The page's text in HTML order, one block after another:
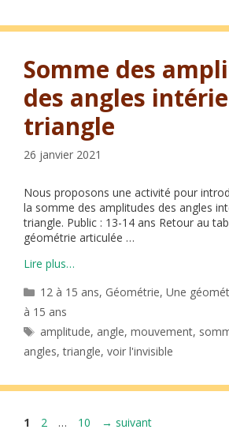
Somme des
des angles
triangle
26 janvier 2021
Nous proposons une activité pour
la somme des amplitudes des angles
triangle. Public : 13-14 ans Retour au
géométrie articulée …
Lire plus…
Catégories
12 à 15 ans, Géométrie,Une
à 15 ans
Étiquettes
amplitude, angle,mouvement,
angles,triangle, voir l'invisible
Page
1 Page
2 … Page
10 → suivant